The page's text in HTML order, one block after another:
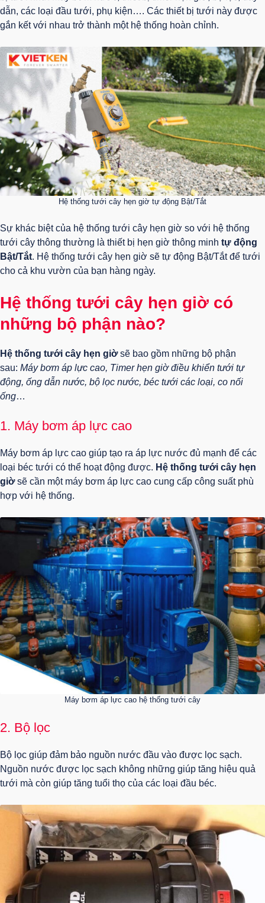
dẫn, các loại đầu tưới, phụ kiện…. Các thiết bị tưới này được
gắn kết với nhau trở thành một hệ thống hoàn chỉnh.
Hệ thống tưới cây hẹn giờ tự động Bật/Tắt
Sự khác biệt của hệ thống tưới cây hẹn giờ so với hệ thống
tưới cây thông thường là thiết bị hẹn giờ thông minh tự động
Bật/Tắt. Hệ thống tưới cây hẹn giờ sẽ tự động Bật/Tắt để tưới
cho cả khu vườn của bạn hàng ngày.
Hệ thống tưới cây hẹn giờ có
những bộ phận nào?
Hệ thống tưới cây hẹn giờsẽ bao gồm những bộ phận
sau: Máy bơm áp lực cao, Timer hẹn giờ điều khiển tưới tự
động, ống dẫn nước, bộ lọc nước, béc tưới các loại, co nối
ống…
1. Máy bơm áp lực cao
Máy bơm áp lực cao giúp tạo ra áp lực nước đủ mạnh để các
loại béc tưới có thể hoạt động được. Hệ thống tưới cây hẹn
giờsẽ cần một máy bơm áp lực cao cung cấp công suất phù
hợp với hệ thống.
Máy bơm áp lực cao hệ thống tưới cây
2. Bộ lọc
Bộ lọc giúp đảm bảo nguồn nước đầu vào được lọc sạch.
Nguồn nước được lọc sạch không những giúp tăng hiệu quả
tưới mà còn giúp tăng tuổi thọ của các loại đầu béc.